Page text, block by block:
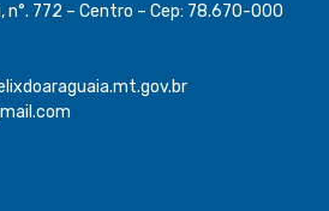
n°. 772 – Centro – Cep: 78.670-000